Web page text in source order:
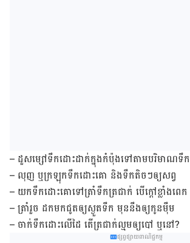
– ដួស​ម្សៅ​ទឹក​ដោះ​ដាក់​ក្នុង​កំប៉ុង​ទៅ​តាម​បរិមាណ​ទឹក
– លុញ ឬ​ក្រឡុក​ទឹក​ដោះ​គោ និង​ទឹក​តិចៗ​ឲ្យ​សព្វ
– យក​ទឹក​ដោះ​គោ​ទៅ​ត្រាំ​ទឹក​ត្រជាក់ បើ​ក្តៅ​ខ្លាំង​ពេក
– ត្រាំ​រួច ដក​មក​ជូត​ឲ្យ​ស្ងួត​ទឹក មុន​នឹង​ឲ្យ​កូន​ម៉ឹម
– ចាក់​ទឹក​ដោះ​លើ​ដៃ តើ​ត្រជាក់​ល្មម​ឲ្យ​បៅ ឬ​នៅ?
ផ្សព្វផ្សាយពាណិជ្ជកម្ម